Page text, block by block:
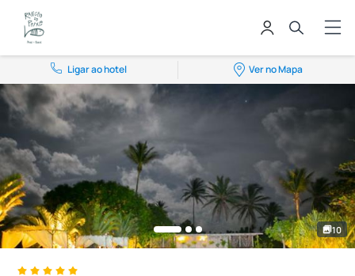
Ligar ao hotel Ver no Mapa
10